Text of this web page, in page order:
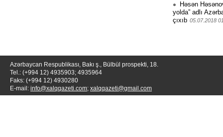
Həsən
yolda” adlı
çıxıb 05.07.2018
Azərbaycan Respublikası, Bakı ş., Bülbül prospekti, 18.
Tel.: (+994 12) 4935903; 4935964
Faks: (+994 12) 4930280
E-mail: info@xalqqazeti.com; xalqqazeti@gmail.com